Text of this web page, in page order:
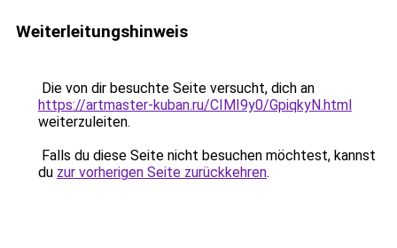
Weiterleitungshinweis
Die von dir besuchte Seite versucht, dich an
https://artmaster-kuban.ru/CIMI9y0/GpiqkyN.html
weiterzuleiten.
Falls du diese Seite nicht besuchen möchtest, kannst
du zur vorherigen Seite zurückkehren.